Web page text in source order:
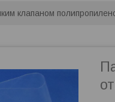
клапаном